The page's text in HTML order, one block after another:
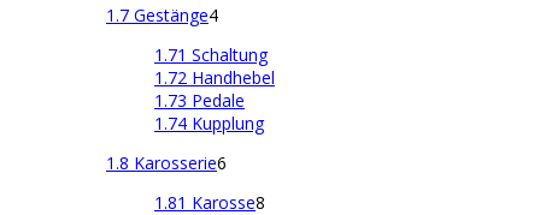
1.7 Gestänge4
1.71 Schaltung
1.72 Handhebel
1.73 Pedale
1.74 Kupplung
1.8 Karosserie6
1.81 Karosse8